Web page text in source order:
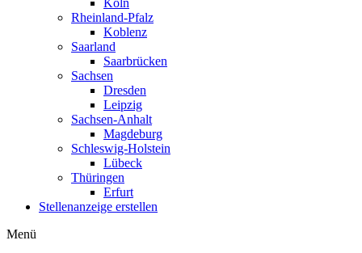
Rheinland-Pfalz
Koblenz
Saarland
Saarbrücken
Sachsen
Dresden
Leipzig
Sachsen-Anhalt
Magdeburg
Schleswig-Holstein
Lübeck
Thüringen
Erfurt
Stellenanzeige erstellen
Menü